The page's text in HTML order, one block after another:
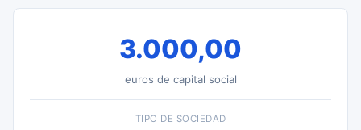
3.000,00
euros de capital social
TIPO DE SOCIEDAD